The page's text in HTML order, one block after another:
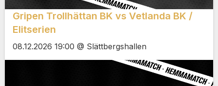
Gripen Trollhättan BK vs Vetlanda BK /
Elitserien
08.12.2026 19:00 @ Slättbergshallen